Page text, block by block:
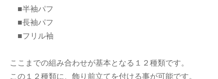
■半袖パフ
■長袖パフ
■フリル袖
ここまでの組み合わせが基本となる１２種類です。
この１２種類に、飾り前立てを付ける事が可能です。